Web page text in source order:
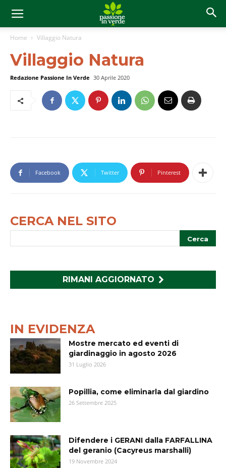
Home Villaggio Natura
Villaggio Natura
Redazione Passione In Verde 30 Aprile 2020
Facebook Twitter Pinterest
CERCA NEL SITO
RIMANI AGGIORNATO
IN EVIDENZA
Mostre mercato ed eventi di
giardinaggio in agosto 2026
31 Luglio 2026
Popillia, come eliminarla dal giardino
26 Settembre 2025
Difendere i GERANI dalla FARFALLINA
del geranio (Cacyreus marshalli)
19 Novembre 2024